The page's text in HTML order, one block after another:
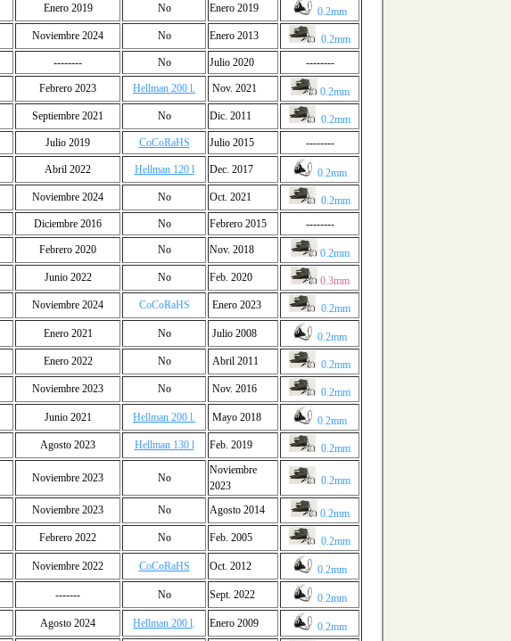
Enero 2019 No Enero 2019
0.2mm
Noviembre 2024 No Enero 2013
0.2mm
-------- No Julio 2020 --------
Febrero 2023 Hellman 200 l. Nov. 2021
0.2mm
Septiembre 2021 No Dic. 2011
0.2mm
Julio 2019 CoCoRaHS Julio 2015 --------
Abril 2022 Hellman 120 l Dec. 2017
0.2mm
Noviembre 2024 No Oct. 2021
0.2mm
Diciembre 2016 No Febrero 2015 --------
Febrero 2020 No Nov. 2018
0.2mm
Junio 2022 No Feb. 2020
0.3mm
Noviembre 2024 CoCoRaHS Enero 2023
0.2mm
Enero 2021 No Julio 2008
0.2mm
Enero 2022 No Abril 2011
0.2mm
Noviembre 2023 No Nov. 2016
0.2mm
Junio 2021 Hellman 200 l. Mayo 2018
0.2mm
Agosto 2023 Hellman 130 l Feb. 2019 0.2mm
Noviembre 2023 No
Noviembre
2023
0.2mm
Noviembre 2023 No Agosto 2014
0.2mm
Febrero 2022 No Feb. 2005
0.2mm
Noviembre 2022 CoCoRaHS Oct. 2012
0.2mm
------- No Sept. 2022
0.2mm
Agosto 2024 Hellman 200 l. Enero 2009
0.2mm